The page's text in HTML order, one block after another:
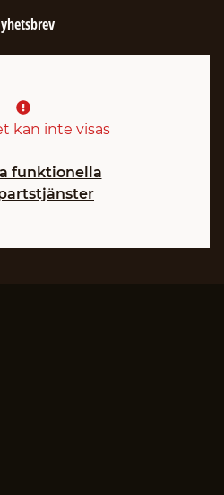
kan inte visas
funktionella